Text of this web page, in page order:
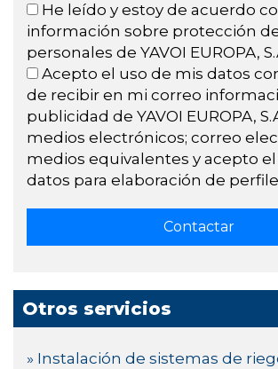
He leído y estoy de acuerdo
información sobre protección
personales de YAVOI EUROPA,
Acepto el uso de mis datos
de recibir en mi correo
publicidad de YAVOI EUROPA,
medios electrónicos; correo
medios equivalentes y acepto
datos para elaboración de
Otros servicios
» Instalación de sistemas de